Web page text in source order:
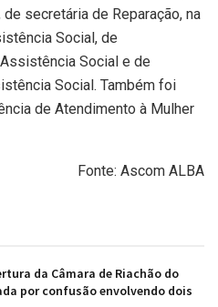
secretária de Reparação, na
Social, de
Social e de
Social. Também foi
de Atendimento à Mulher
Fonte: Ascom ALBA
da Câmara de Riachão do
por confusão envolvendo dois